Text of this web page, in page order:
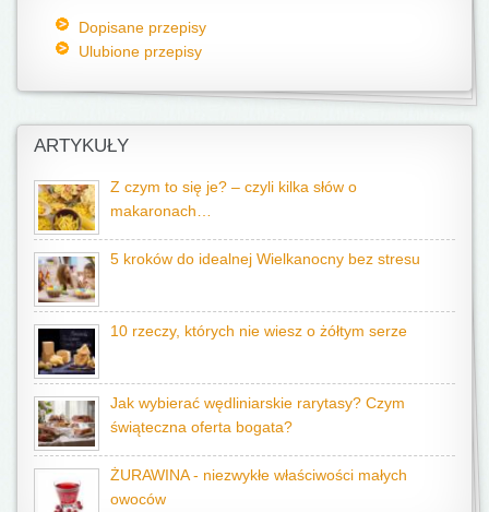
Dopisane przepisy
Ulubione przepisy
ARTYKUŁY
Z czym to się je? – czyli kilka słów o
makaronach…
5 kroków do idealnej Wielkanocny bez stresu
10 rzeczy, których nie wiesz o żółtym serze
Jak wybierać wędliniarskie rarytasy? Czym
świąteczna oferta bogata?
ŻURAWINA - niezwykłe właściwości małych
owoców